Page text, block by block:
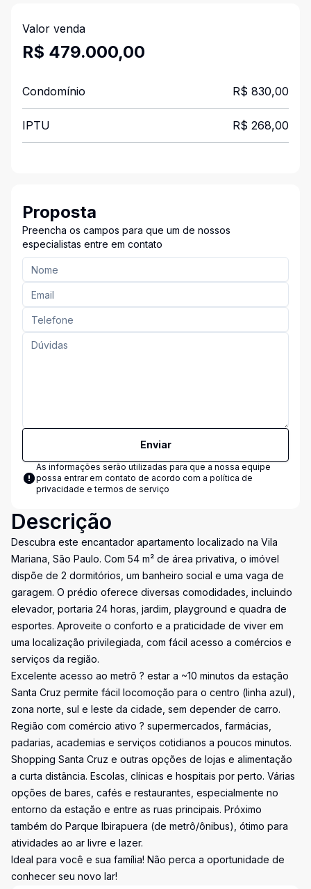
Valor venda
R$ 479.000,00
Condomínio R$ 830,00
IPTU R$ 268,00
Proposta
Preencha os campos para que um de nossos
especialistas entre em contato
Enviar
As informações serão utilizadas para que a nossa equipe
possa entrar em contato de acordo com a política de
privacidade e termos de serviço
Descrição
Descubra este encantador apartamento localizado na Vila
Mariana, São Paulo. Com 54 m² de área privativa, o imóvel
dispõe de 2 dormitórios, um banheiro social e uma vaga de
garagem. O prédio oferece diversas comodidades, incluindo
elevador, portaria 24 horas, jardim, playground e quadra de
esportes. Aproveite o conforto e a praticidade de viver em
uma localização privilegiada, com fácil acesso a comércios e
serviços da região.
Excelente acesso ao metrô ? estar a ~10 minutos da estação
Santa Cruz permite fácil locomoção para o centro (linha azul),
zona norte, sul e leste da cidade, sem depender de carro.
Região com comércio ativo ? supermercados, farmácias,
padarias, academias e serviços cotidianos a poucos minutos.
Shopping Santa Cruz e outras opções de lojas e alimentação
a curta distância. Escolas, clínicas e hospitais por perto. Várias
opções de bares, cafés e restaurantes, especialmente no
entorno da estação e entre as ruas principais. Próximo
também do Parque Ibirapuera (de metrô/ônibus), ótimo para
atividades ao ar livre e lazer.
Ideal para você e sua família! Não perca a oportunidade de
conhecer seu novo lar!